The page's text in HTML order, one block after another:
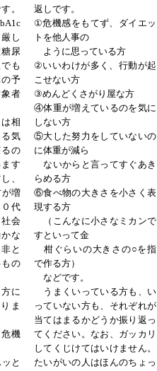
。
し
尿
も
予
者
相
気
の
す
、
が増
代
会
な
と
の
に
ま
機
と
返しです。
①危機感をもてず、ダイエッ
トを他人事の
ように思っている方
②いいわけが多く、行動が起
こせない方
③めんどくさがり屋な方
④体重が増えているのを気に
しない方
⑤大した努力をしていないの
に体重が減ら
ないからと言ってすぐあき
らめる方
⑥食べ物の大きさを小さく表
現する方
（こんなに小さなミカンで
すといって金
柑ぐらいの大きさの○を指
で作る方）
などです。
うまくいっている方も、い
っていない方も、それぞれが
当てはまるかどうか振り返っ
てください。なお、ガッカリ
してくじけてはいけません。
たいがいの人はほんのちょっ